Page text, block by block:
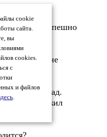
время успешно
не
лет назад.
тяжко пережил
cookie
сайта.
вы
cookies.
с
и файлов
.